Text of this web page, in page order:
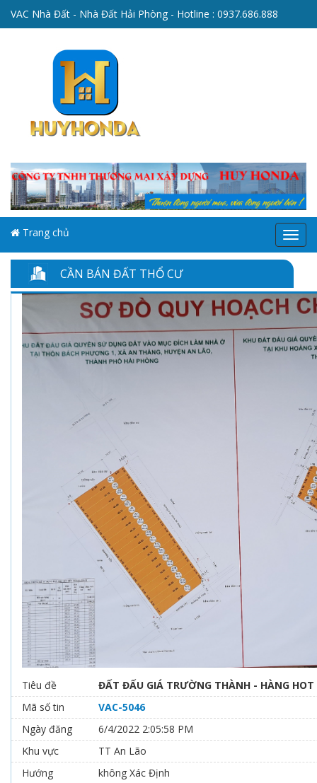
VAC Nhà Đất - Nhà Đất Hải Phòng - Hotline : 0937.686.888
Menu
Trang chủ
CẦN BÁN ĐẤT THỔ CƯ
Tiêu đề
ĐẤT ĐẤU GIÁ TRƯỜNG THÀNH - HÀNG HOT
Mã số tin
VAC-5046
Ngày đăng
6/4/2022 2:05:58 PM
Khu vực
TT An Lão
Hướng
không Xác Định